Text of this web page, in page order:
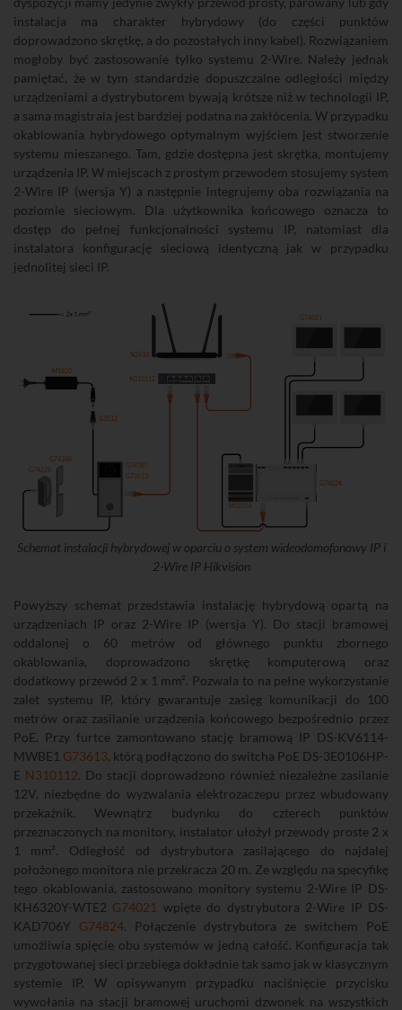
instalacja ma charakter hybrydowy (do części punktów
doprowadzono skrętkę, a do pozostałych inny kabel). Rozwiązaniem
mogłoby być zastosowanie tylko systemu 2-Wire. Należy jednak
pamiętać, że w tym standardzie dopuszczalne odległości między
urządzeniami a dystrybutorem bywają krótsze niż w technologii IP,
a sama magistrala jest bardziej podatna na zakłócenia. W przypadku
okablowania hybrydowego optymalnym wyjściem jest stworzenie
systemu mieszanego. Tam, gdzie dostępna jest skrętka, montujemy
urządzenia IP. W miejscach z prostym przewodem stosujemy system
2-Wire IP (wersja Y) a następnie integrujemy oba rozwiązania na
poziomie sieciowym. Dla użytkownika końcowego oznacza to
dostęp do pełnej funkcjonalności systemu IP, natomiast dla
instalatora konfigurację sieciową identyczną jak w przypadku
jednolitej sieci IP.
M1820
N2933
N310112
G74824
M18566
G74021
E3512
G73613
G74387
G74288
G74228
Schemat instalacji hybrydowej w oparciu o system wideodomofonowy IP i
2-Wire IP Hikvision
Powyższy schemat przedstawia instalację hybrydową opartą na
urządzeniach IP oraz 2-Wire IP (wersja Y). Do stacji bramowej
oddalonej o 60 metrów od głównego punktu zbornego
okablowania, doprowadzono skrętkę komputerową oraz
dodatkowy przewód 2 x 1 mm². Pozwala to na pełne wykorzystanie
zalet systemu IP, który gwarantuje zasięg komunikacji do 100
metrów oraz zasilanie urządzenia końcowego bezpośrednio przez
PoE. Przy furtce zamontowano stację bramową IP DS-KV6114-
MWBE1 G73613, którą podłączono do switcha PoE DS-3E0106HP-
E N310112. Do stacji doprowadzono również niezależne zasilanie
12V, niezbędne do wyzwalania elektrozaczepu przez wbudowany
przekaźnik. Wewnątrz budynku do czterech punktów
przeznaczonych na monitory, instalator ułożył przewody proste 2 x
1 mm². Odległość od dystrybutora zasilającego do najdalej
położonego monitora nie przekracza 20 m. Ze względu na specyfikę
tego okablowania, zastosowano monitory systemu 2-Wire IP DS-
KH6320Y-WTE2 G74021 wpięte do dystrybutora 2-Wire IP DS-
KAD706Y G74824. Połączenie dystrybutora ze switchem PoE
umożliwia spięcie obu systemów w jedną całość. Konfiguracja tak
przygotowanej sieci przebiega dokładnie tak samo jak w klasycznym
systemie IP. W opisywanym przypadku naciśnięcie przycisku
wywołania na stacji bramowej uruchomi dzwonek na wszystkich